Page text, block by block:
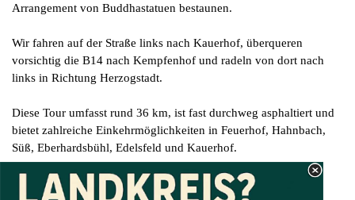
Arrangement von Buddhastatuen bestaunen.
Wir fahren auf der Straße links nach Kauerhof, überqueren
vorsichtig die B14 nach Kempfenhof und radeln von dort nach
links in Richtung Herzogstadt.
Diese Tour umfasst rund 36 km, ist fast durchweg asphaltiert und
bietet zahlreiche Einkehrmöglichkeiten in Feuerhof, Hahnbach,
Süß, Eberhardsbühl, Edelsfeld und Kauerhof.